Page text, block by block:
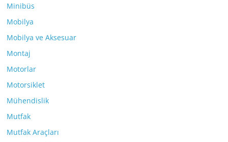
Minibüs
Mobilya
Mobilya ve Aksesuar
Montaj
Motorlar
Motorsiklet
Mühendislik
Mutfak
Mutfak Araçları